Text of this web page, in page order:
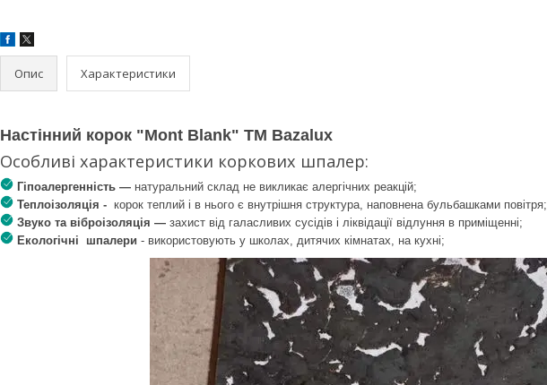
Опис Характеристики
Настінний корок "Mont Blank" TM Bazalux
Особливі характеристики коркових шпалер:
Гіпоалергенність — натуральний склад не викликає алергічних реакцій;
Теплоізоляція - корок теплий і в нього є внутрішня структура, наповнена бульбашками повітря;
Звуко та віброізоляція — захист від галасливих сусідів і ліквідації відлуння в приміщенні;
Екологічні шпалери - використовують у школах, дитячих кімнатах, на кухні;